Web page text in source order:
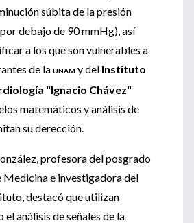
súbita de la presión
debajo de 90 mmHg), así
a los que son vulnerables a
de la UNAM y del Instituto
"Ignacio Chávez"
matemáticos y análisis de
su derección.
profesora del posgrado
Medicina e investigadora del
destacó que utilizan
análisis de señales de la